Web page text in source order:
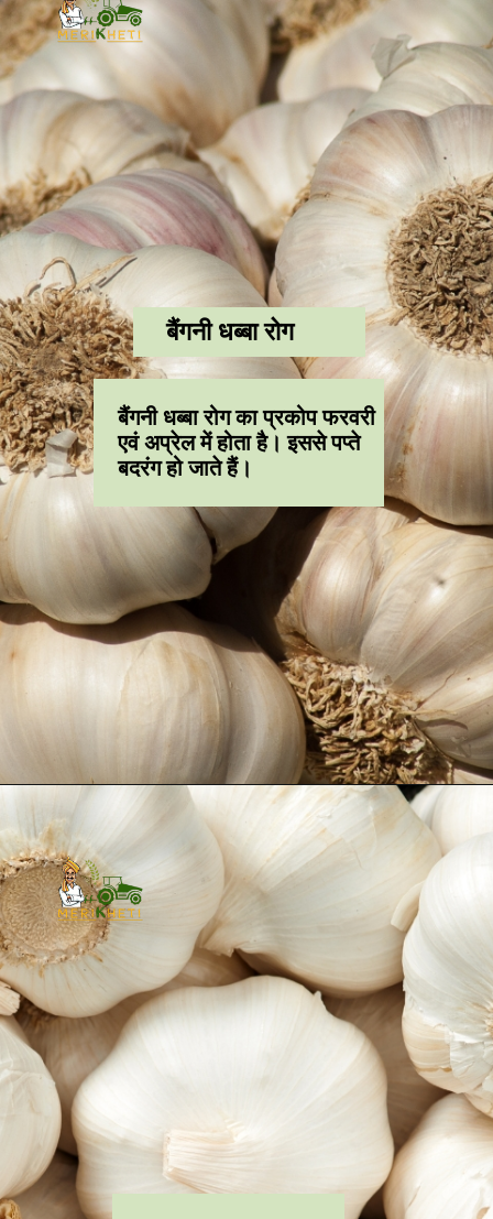
बैंगनी धब्बा रोग
बैंगनी धब्बा रोग का प्रकोप फरवरी
एवं अप्रेल में होता है। इससे पप्ते
बदरंग हो जाते हैं।